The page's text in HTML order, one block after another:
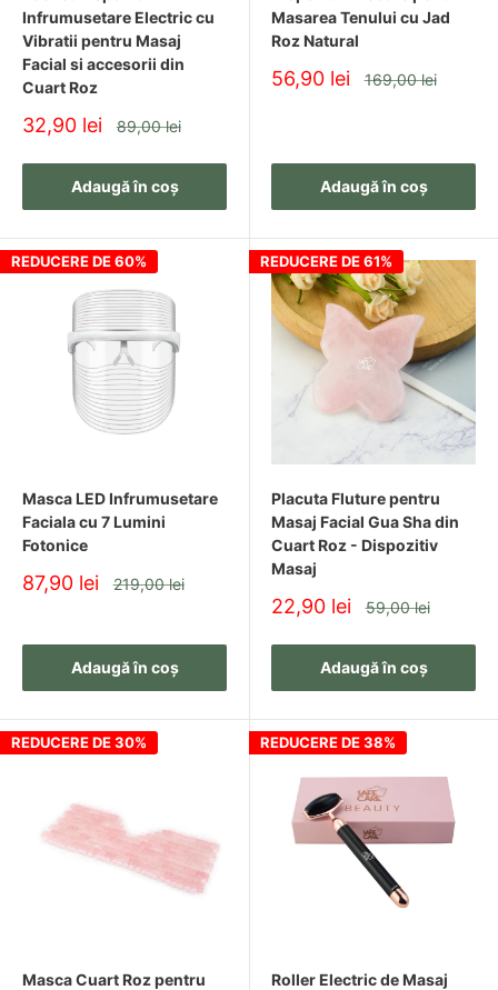
Infrumusetare Electric cu
Vibratii pentru Masaj
Facial si accesorii din
Cuart Roz
Pret
redus
32,90 lei Pret
89,00 lei
Adaugă în coș
Masarea Tenului cu Jad
Roz Natural
Pret
redus
56,90 lei Pret
169,00 lei
Adaugă în coș
REDUCERE DE 60%
Masca LED Infrumusetare
Faciala cu 7 Lumini
Fotonice
Pret
redus
87,90 lei Pret
219,00 lei
Adaugă în coș
REDUCERE DE 61%
Placuta Fluture pentru
Masaj Facial Gua Sha din
Cuart Roz - Dispozitiv
Masaj
Pret
redus
22,90 lei Pret
59,00 lei
Adaugă în coș
REDUCERE DE 30%
Masca Cuart Roz pentru
REDUCERE DE 38%
Roller Electric de Masaj